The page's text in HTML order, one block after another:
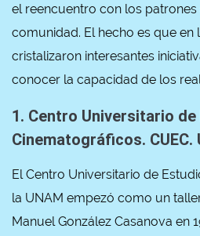
el reencuentro con los
comunidad. El hecho es que en
cristalizaron interesantes
conocer la capacidad de los
1. Centro Universitario
Cinematográficos. CUEC.
El Centro Universitario de
la UNAM empezó como un
Manuel González Casanova en